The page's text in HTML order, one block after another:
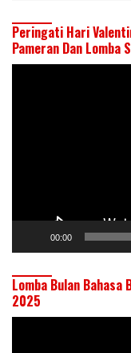
Peringati Hari
Pameran Dan Lomba
00:00
Lomba Bulan Bahasa
2025